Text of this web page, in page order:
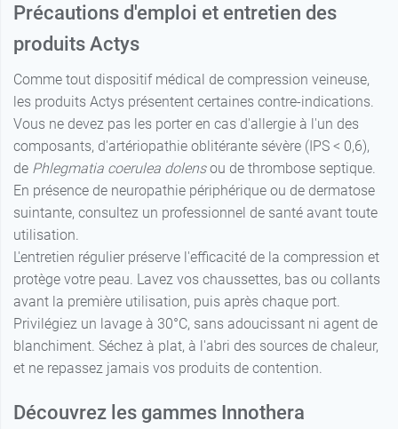
Précautions d'emploi et entretien des
produits Actys
Comme tout dispositif médical de compression veineuse,
les produits Actys présentent certaines contre-indications.
Vous ne devez pas les porter en cas d'allergie à l'un des
composants, d'artériopathie oblitérante sévère (IPS < 0,6),
de Phlegmatia coerulea dolensou de thrombose septique.
En présence de neuropathie périphérique ou de dermatose
suintante, consultez un professionnel de santé avant toute
utilisation.
L'entretien régulier préserve l'efficacité de la compression et
protège votre peau. Lavez vos chaussettes, bas ou collants
avant la première utilisation, puis après chaque port.
Privilégiez un lavage à 30°C, sans adoucissant ni agent de
blanchiment. Séchez à plat, à l'abri des sources de chaleur,
et ne repassez jamais vos produits de contention.
Découvrez les gammes Innothera